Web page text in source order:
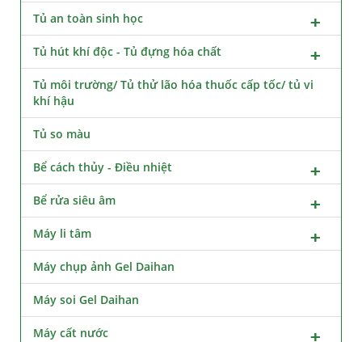
Tủ an toàn sinh học
Tủ hút khí độc - Tủ đựng hóa chất
Tủ môi trường/ Tủ thử lão hóa thuốc cấp tốc/ tủ vi
khí hậu
Tủ so màu
Bể cách thủy - Điều nhiệt
Bể rửa siêu âm
Máy li tâm
Máy chụp ảnh Gel Daihan
Máy soi Gel Daihan
Máy cất nước